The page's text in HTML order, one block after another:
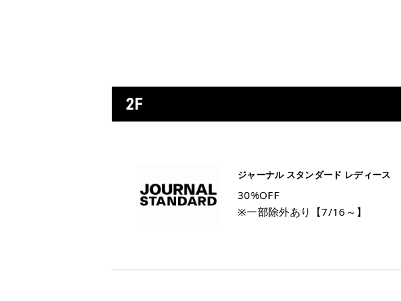
2F
ジャーナル スタンダード レディース
30%OFF
※一部除外あり【7/16～】